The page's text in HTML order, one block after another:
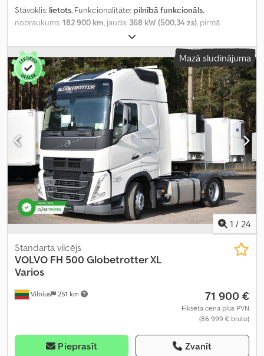
Stāvoklis: lietots, Funkcionalitāte: pilnībā funkcionāls,
nobraukums:182 900 km, jauda: 368 kW (500,34 zs), pirmā
, degvielas veids:
konfigurācija:4x2, riteņu bāze:380 mm, krāsa:balts, pārnesuma
veids:automātisks, emisijas klase:Euro 6, Ražošanas gads:2024,
cilindru skaits:6, dzinēja tilpums:12 777 cm³, stūres rata pozīcija:
kreisais, Aprīkojums:pilna apkope vēsture, stūres pastiprinātājs,
Mazā sludinājuma
1 / 24
Vilnius 251 km
Standarta vilcējs
VOLVO FH 500 Globetrotter XL
Varios
71 900 €
Fiksēta cena plus PVN
(86 999 € bruto)
Pieprasīt Zvanīt